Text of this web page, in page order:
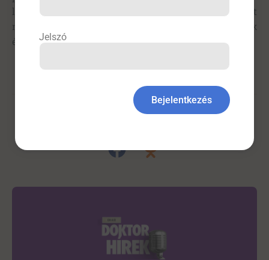
látszottak. Ileocoecalis konglomerátum, tályog miatt
műtétre került, amely után a kórszövettani vizsgálatok
érdekes eredményt adtak.
Jelszó
Bejelentkezés